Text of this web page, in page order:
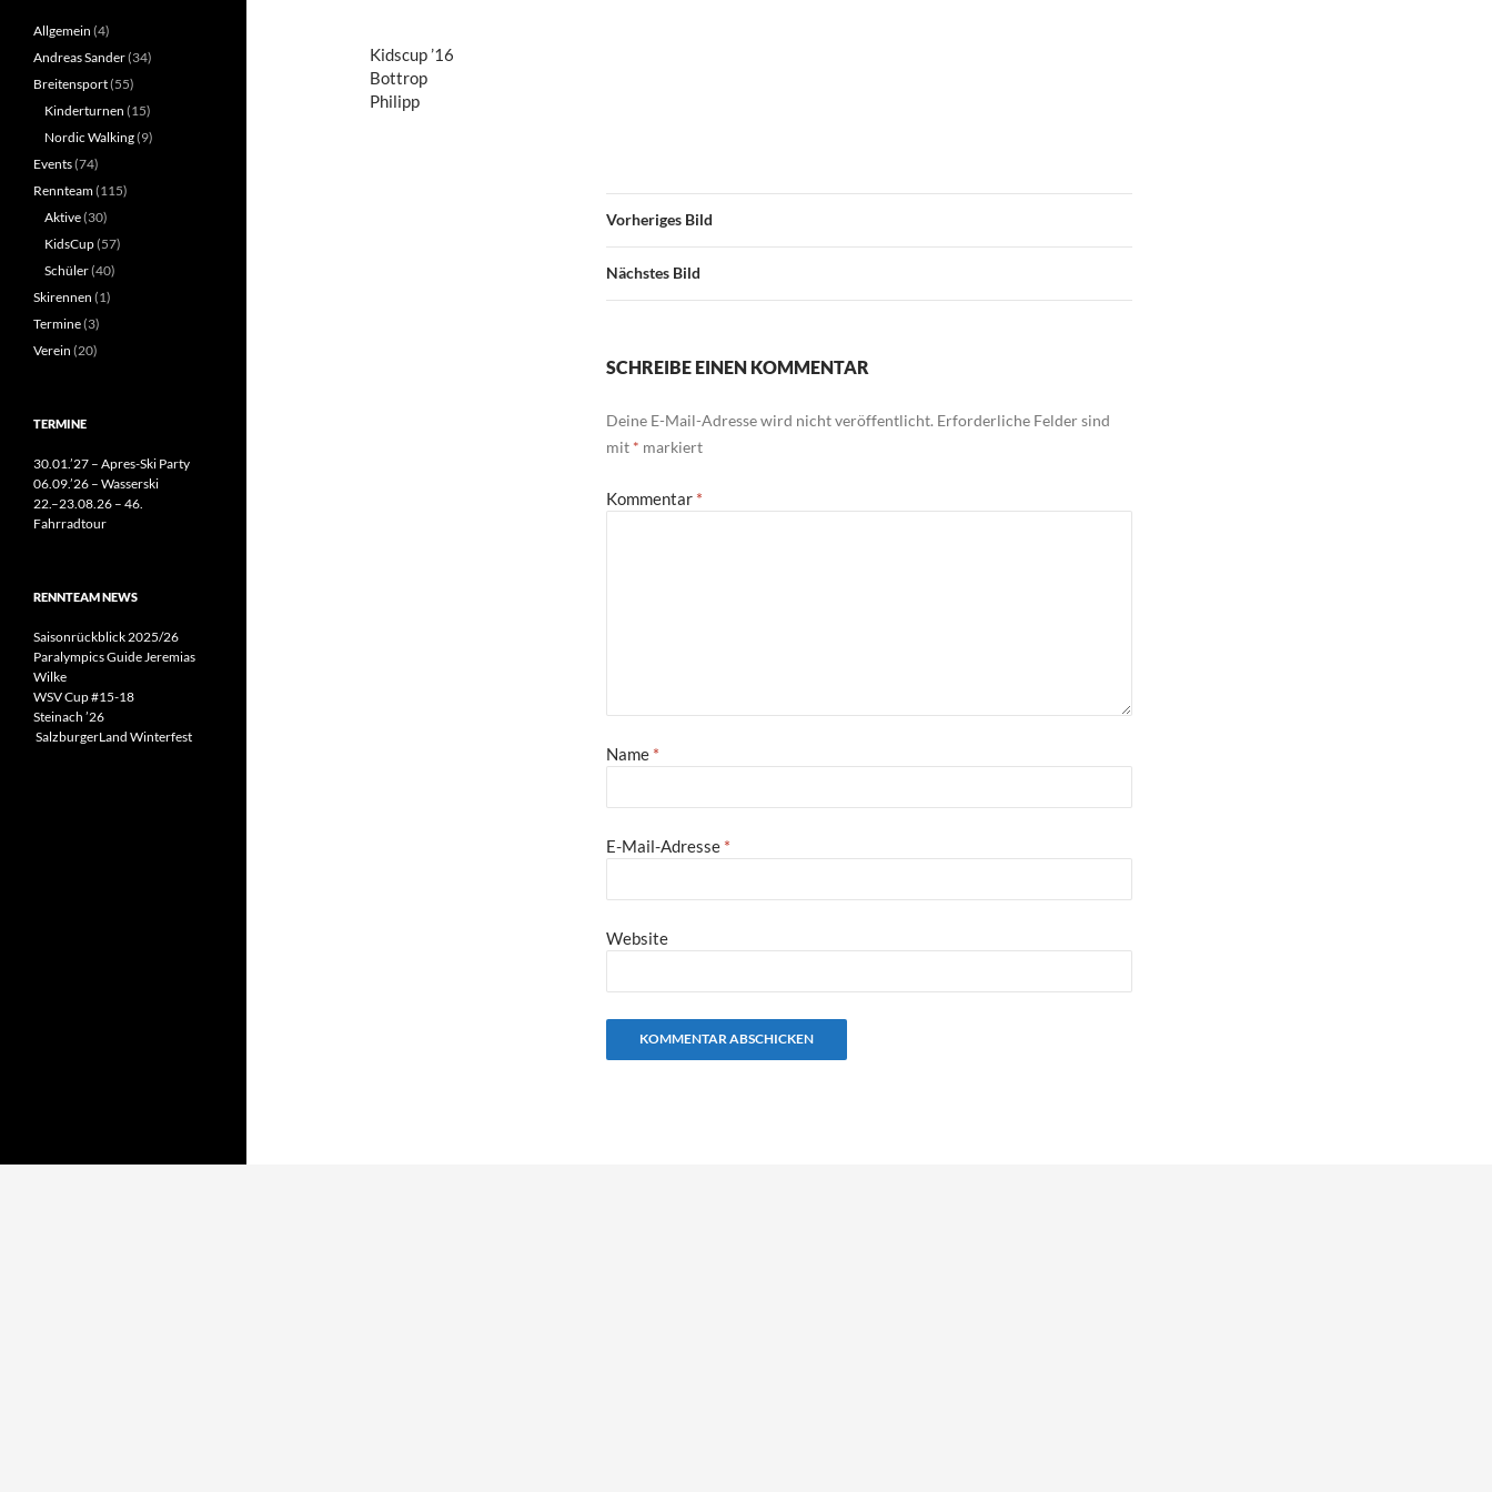
Kidscup ’16
Bottrop
Philipp
Vorheriges Bild
Nächstes Bild
SCHREIBE EINEN KOMMENTAR
Deine E-Mail-Adresse wird nicht veröffentlicht. Erforderliche Felder sind
mit * markiert
Kommentar *
Name *
E-Mail-Adresse *
Website
Allgemein (4)
Andreas Sander(34)
Breitensport(55)
Kinderturnen (15)
Nordic Walking(9)
Events(74)
Rennteam(115)
Aktive(30)
KidsCup(57)
Schüler(40)
Skirennen (1)
Termine(3)
Verein (20)
TERMINE
30.01.’27 – Apres-Ski Party
06.09.’26 – Wasserski
22.–23.08.26 – 46.
Fahrradtour
RENNTEAM NEWS
Saisonrückblick 2025/26
Paralympics Guide Jeremias
Wilke
WSV Cup #15-18
Steinach ’26
SalzburgerLand Winterfest